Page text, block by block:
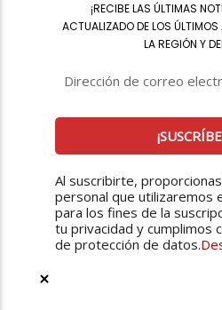
¡RECIBE LAS ÚLTIMAS
ACTUALIZADO DE LOS
LA REGIÓN Y
Al suscribirte,
personal que utilizaremos
para los fines de la
tu privacidad y cumplimos
de protección de datos.